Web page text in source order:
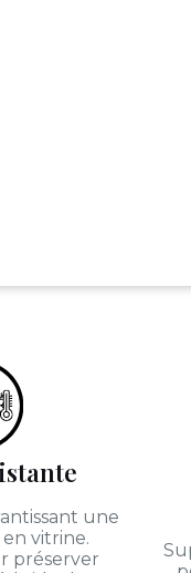
une
vitrine.
préserver